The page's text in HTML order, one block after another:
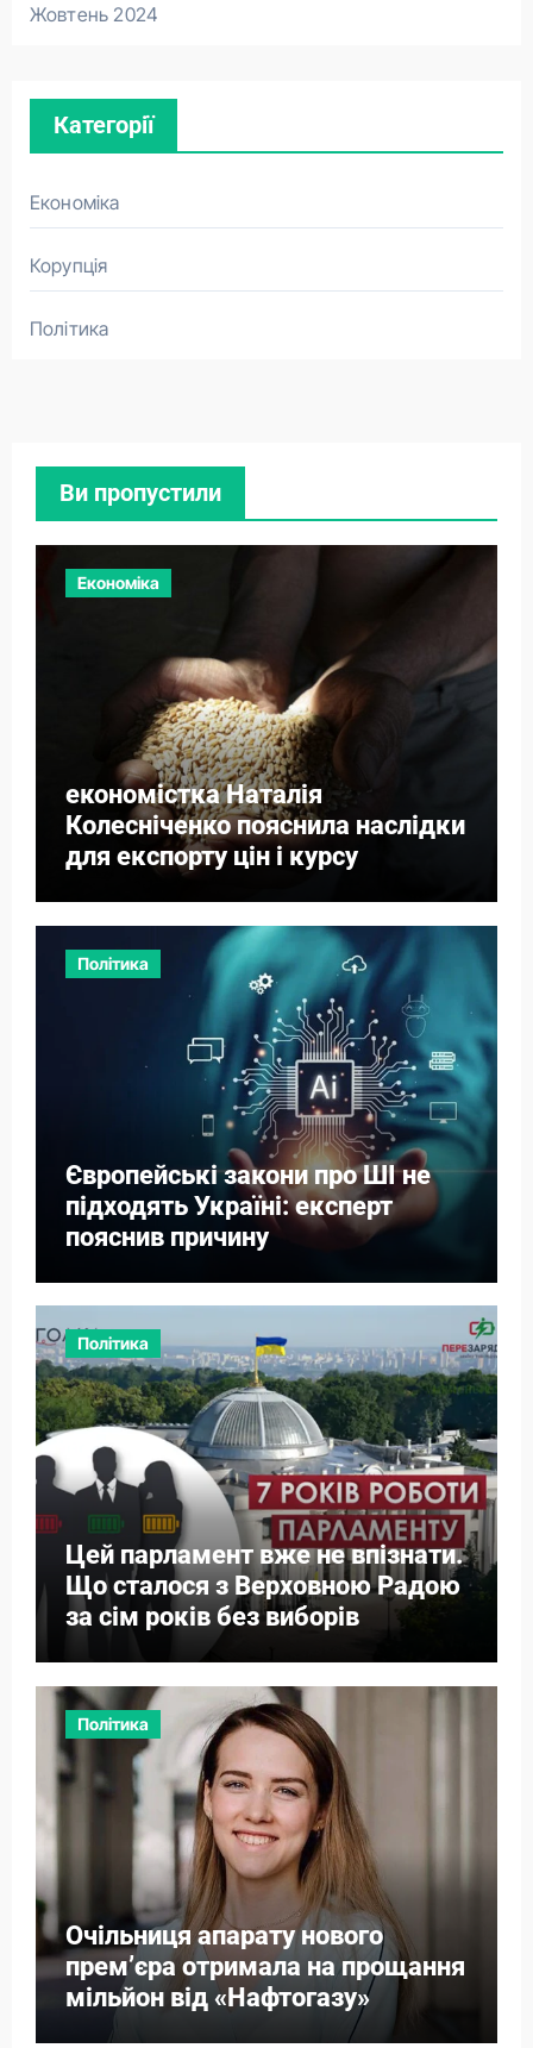
Жовтень 2024
Категорії
Економіка
Корупція
Політика
Ви пропустили
Економіка
економістка Наталія
Колесніченко пояснила наслідки
для експорту цін і курсу
Політика
Європейські закони про ШІ не
підходять Україні: експерт
пояснив причину
Політика
Цей парламент вже не впізнати.
Що сталося з Верховною Радою
за сім років без виборів
Політика
Очільниця апарату нового
прем’єра отримала на прощання
мільйон від «Нафтогазу»